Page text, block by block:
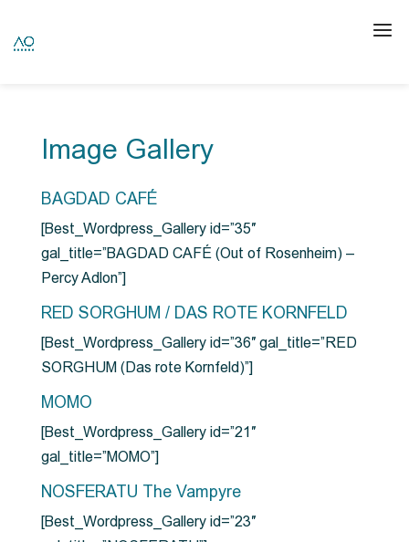
Image Gallery
BAGDAD CAFÉ
[Best_Wordpress_Gallery id=”35″
gal_title=”BAGDAD CAFÉ (Out of Rosenheim) –
Percy Adlon”]
RED SORGHUM / DAS ROTE KORNFELD
[Best_Wordpress_Gallery id=”36″ gal_title=”RED
SORGHUM (Das rote Kornfeld)”]
MOMO
[Best_Wordpress_Gallery id=”21″
gal_title=”MOMO”]
NOSFERATU The Vampyre
[Best_Wordpress_Gallery id=”23″